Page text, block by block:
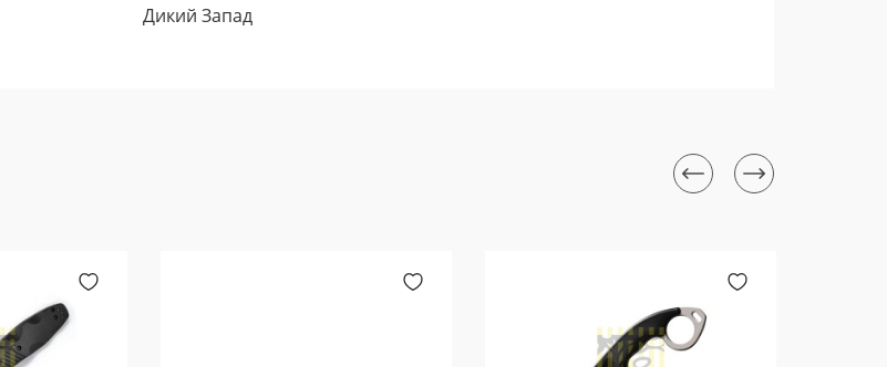
Дикий Запад